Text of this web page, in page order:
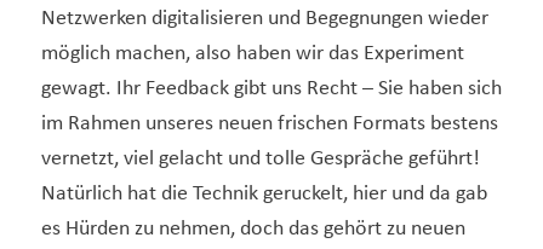
Netzwerken digitalisieren und Begegnungen wieder
möglich machen, also haben wir das Experiment
gewagt. Ihr Feedback gibt uns Recht – Sie haben sich
im Rahmen unseres neuen frischen Formats bestens
vernetzt, viel gelacht und tolle Gespräche geführt!
Natürlich hat die Technik geruckelt, hier und da gab
es Hürden zu nehmen, doch das gehört zu neuen